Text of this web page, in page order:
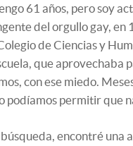
61 años, pero soy
del orgullo gay, en
de Ciencias y
que aprovechaba
con ese miedo.
podíamos permitir que
búsqueda, encontré una